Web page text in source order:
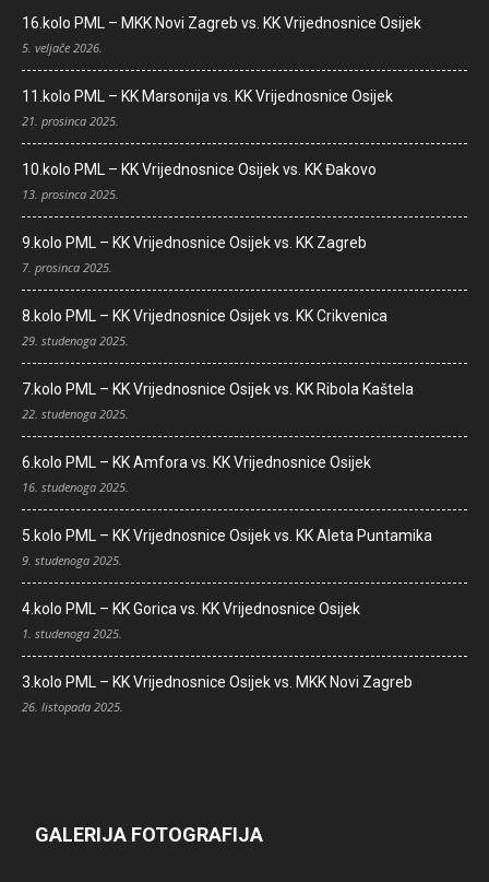
16.kolo PML – MKK Novi Zagreb vs. KK Vrijednosnice Osijek
5. veljače 2026.
11.kolo PML – KK Marsonija vs. KK Vrijednosnice Osijek
21. prosinca 2025.
10.kolo PML – KK Vrijednosnice Osijek vs. KK Đakovo
13. prosinca 2025.
9.kolo PML – KK Vrijednosnice Osijek vs. KK Zagreb
7. prosinca 2025.
8.kolo PML – KK Vrijednosnice Osijek vs. KK Crikvenica
29. studenoga 2025.
7.kolo PML – KK Vrijednosnice Osijek vs. KK Ribola Kaštela
22. studenoga 2025.
6.kolo PML – KK Amfora vs. KK Vrijednosnice Osijek
16. studenoga 2025.
5.kolo PML – KK Vrijednosnice Osijek vs. KK Aleta Puntamika
9. studenoga 2025.
4.kolo PML – KK Gorica vs. KK Vrijednosnice Osijek
1. studenoga 2025.
3.kolo PML – KK Vrijednosnice Osijek vs. MKK Novi Zagreb
26. listopada 2025.
GALERIJA FOTOGRAFIJA